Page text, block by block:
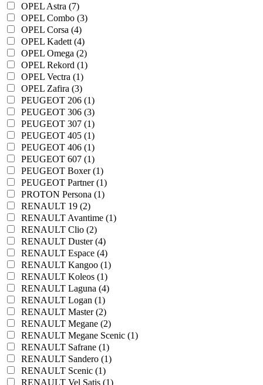
OPEL Astra (7)
OPEL Combo (3)
OPEL Corsa (4)
OPEL Kadett (4)
OPEL Omega (2)
OPEL Rekord (1)
OPEL Vectra (1)
OPEL Zafira (3)
PEUGEOT 206 (1)
PEUGEOT 306 (3)
PEUGEOT 307 (1)
PEUGEOT 405 (1)
PEUGEOT 406 (1)
PEUGEOT 607 (1)
PEUGEOT Boxer (1)
PEUGEOT Partner (1)
PROTON Persona (1)
RENAULT 19 (2)
RENAULT Avantime (1)
RENAULT Clio (2)
RENAULT Duster (4)
RENAULT Espace (4)
RENAULT Kangoo (1)
RENAULT Koleos (1)
RENAULT Laguna (4)
RENAULT Logan (1)
RENAULT Master (2)
RENAULT Megane (2)
RENAULT Megane Scenic (1)
RENAULT Safrane (1)
RENAULT Sandero (1)
RENAULT Scenic (1)
RENAULT Vel Satis (1)